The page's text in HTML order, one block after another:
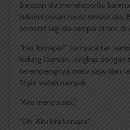
Barusan dia meneleponku
kukirimi pesan:cepat temani aku,
semenit lagi dia sampai di sini: di
“Hei, kenapa?” ternyata tak
hidung Damian, lengkap dengan
kerempengnya, mata sayu dan
Style sudah nampak.
“Aku menstruasi.”
“Oh. Aku kira kenapa.”